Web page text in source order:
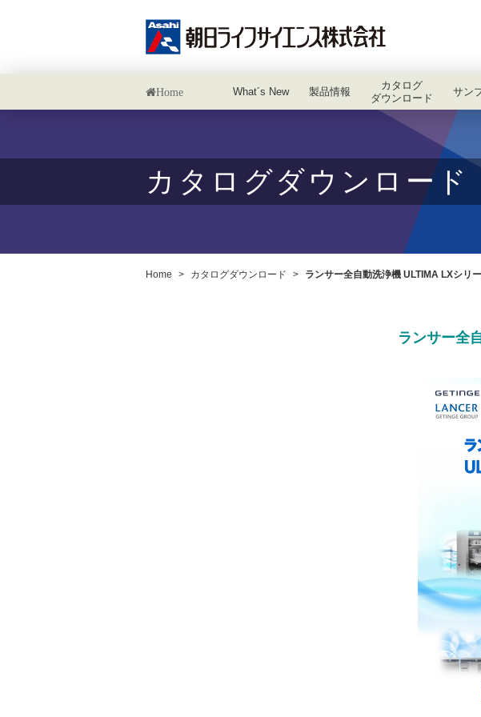
What´s New 製品情報
カタログ
ダウンロード
サン
カタログダウンロード
Home > カタログダウンロード > ランサー全自動洗浄機 ULTIMA LXシリ
ランサー全